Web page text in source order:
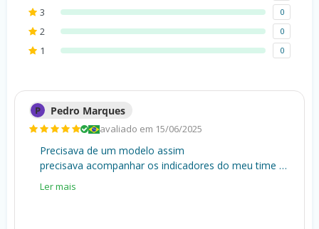
3 0
2 0
1 0
P Pedro Marques
avaliado em 15/06/2025
Precisava de um modelo assim
precisava acompanhar os indicadores do meu time e essa planilha me ajudou por facilitar a customização dos gráficos e por manter um padrão.
Ler mais